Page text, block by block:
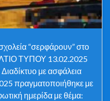
“σερφάρουν” στο
ΤΥΠΟΥ 13.02.2025
με ασφάλεια
πραγματοποιήθηκε με
ημερίδα με θέμα: